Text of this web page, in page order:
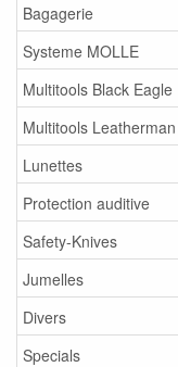
Bagagerie
Systeme MOLLE
Multitools Black Eagle
Multitools Leatherman
Lunettes
Protection auditive
Safety-Knives
Jumelles
Divers
Specials